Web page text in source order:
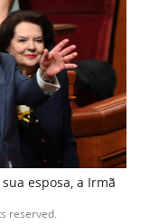
esposa, a Irmã
reserved.